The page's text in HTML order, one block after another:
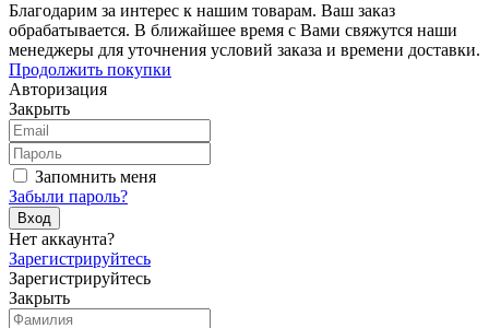
Благодарим за интерес к нашим товарам. Ваш заказ
обрабатывается. В ближайшее время с Вами свяжутся наши
менеджеры для уточнения условий заказа и времени доставки.
Продолжить покупки
Авторизация
Закрыть
Запомнить меня
Забыли пароль?
Вход
Нет аккаунта?
Зарегистрируйтесь
Зарегистрируйтесь
Закрыть